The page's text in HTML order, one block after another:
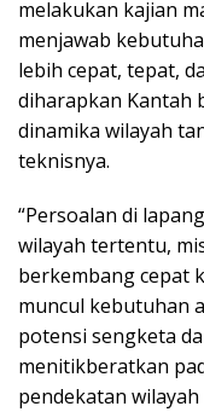
melakukan kajian
menjawab
lebih cepat, tepat,
diharapkan Kantah
dinamika wilayah
teknisnya.
“Persoalan di
wilayah tertentu,
berkembang cepat
muncul kebutuhan
potensi sengketa
menitikberatkan
pendekatan